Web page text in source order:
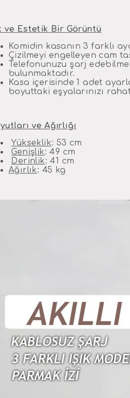
ve Estetik Bir Görüntü
Komidin kasanın 3 farklı
Çizilmeyi engelleyen cam
Telefonunuzu şarj
bulunmaktadır.
Kasa içerisinde 1 adet
boyuttaki eşyalarınızı
ve Ağırlığı
Yükseklik: 53 cm
Genişlik: 49 cm
Derinlik: 41 cm
Ağırlık: 45 kg